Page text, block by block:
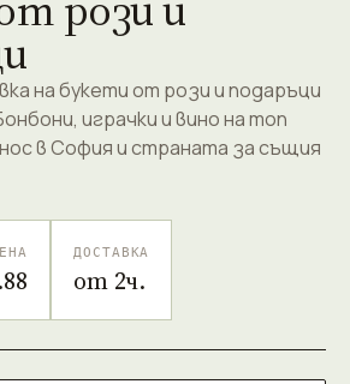
на букети от рози и подаръци
играчки и вино на топ
в София и страната за същия
ДОСТАВКА
от 2ч.